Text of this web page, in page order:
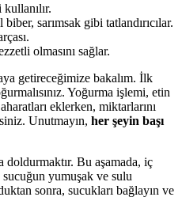
sarımsak gibi tatlandırıcılar.
olmasını sağlar.
getireceğimize bakalım. İlk
Yoğurma işlemi, etin
eklerken, miktarlarını
Unutmayın, her şeyin başı
doldurmaktır. Bu aşamada, iç
yumuşak ve sulu
sonra, sucukları bağlayın ve